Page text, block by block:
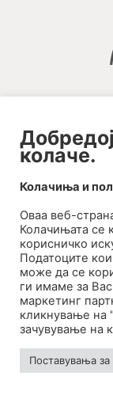
колаче.
Колачиња и
Оваа веб-
Колачињата се
корисничко
Податоците
може да се
ги имаме за
маркетинг
кликнување на
зачувување на
Поставувања